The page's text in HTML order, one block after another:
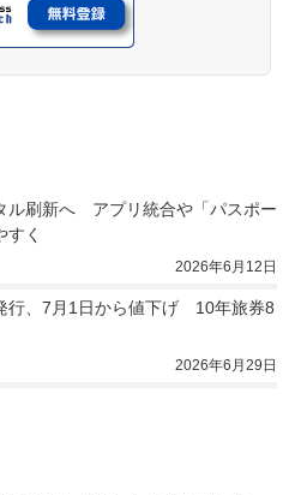
ル刷新へ　アプリ統合や「パスポー
すく
2026年6月12日
行、7月1日から値下げ　10年旅券8
2026年6月29日